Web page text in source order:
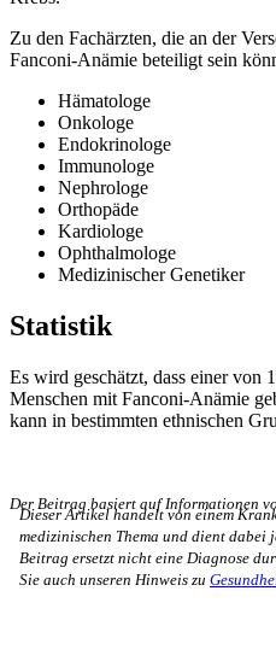
Zu den Fachärzten, die an der
Fanconi-Anämie beteiligt sein
Hämatologe
Onkologe
Endokrinologe
Immunologe
Nephrologe
Orthopäde
Kardiologe
Ophthalmologe
Medizinischer Genetiker
Statistik
Es wird geschätzt, dass einer von
Menschen mit Fanconi-Anämie
kann in bestimmten ethnischen
Der Beitrag basiert auf Informationen
Dieser Artikel handelt von einem
medizinischen Thema und dient
Beitrag ersetzt nicht eine Diagnose
Sie auch unseren Hinweis zu